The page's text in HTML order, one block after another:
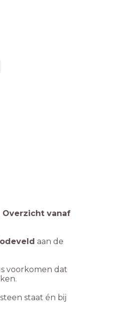
Overzicht vanaf
aan de
voorkomen dat
staat én bij